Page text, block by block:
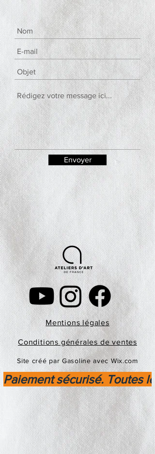
Envoyer
Mentions légales
Conditions générales de ventes
Site créé par Gasoline avec Wix.com
Paiement sécurisé. Toutes